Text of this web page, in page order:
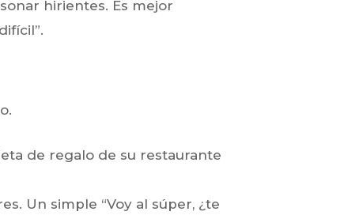
hirientes. Es mejor
de regalo de su restaurante
Un simple “Voy al súper, ¿te